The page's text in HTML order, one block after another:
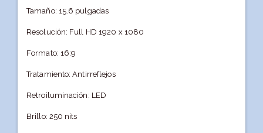
Tamaño: 15.6 pulgadas
Resolución: Full HD 1920 x 1080
Formato: 16:9
Tratamiento: Antirreflejos
Retroiluminación: LED
Brillo: 250 nits